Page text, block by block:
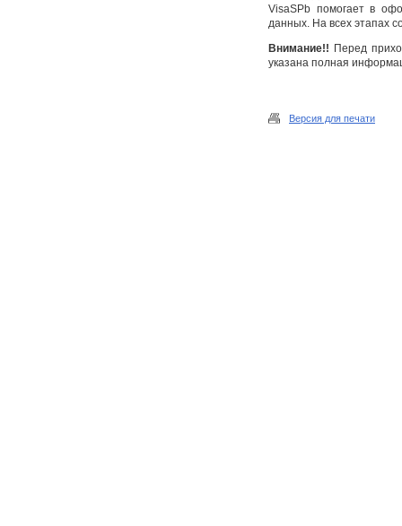
VisaSPb помогает в
данных. На всех этапах
Внимание!! Перед
указана полная
Версия для печати